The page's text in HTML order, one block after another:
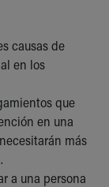
causas de
en los
que
en una
más
a una persona